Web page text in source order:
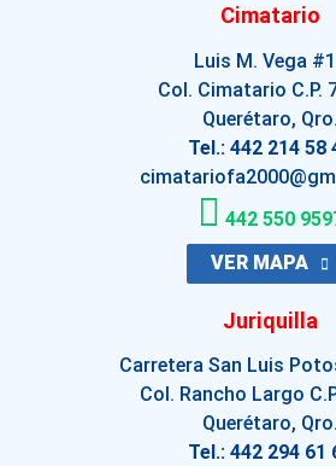
Cimatario
Luis M. Vega
Col. Cimatario C.P.
Querétaro, Qro.
Tel.: 442 214 58
442 550
VER MAPA
Juriquilla
Carretera San Luis
Col. Rancho Largo
Querétaro, Qro.
Tel.: 442 294 61